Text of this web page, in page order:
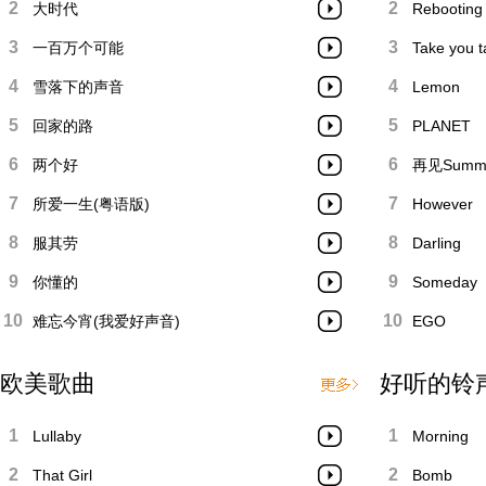
2 大时代
3 一百万个可能
4 雪落下的声音
5 回家的路
6 两个好
7 所爱一生(粤语版)
8 服其劳
9 你懂的
10 难忘今宵(我爱好声音)
欧美歌曲
1 Lullaby
2 That Girl
2 Rebooting
3 Take you
4 Lemon
5 PLANET
6 再见
7 However
8 Darling
9 Someday
10 EGO
好听的铃
1 Morning
2 Bomb